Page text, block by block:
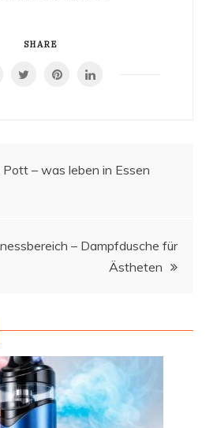
SHARE
– was leben in Essen
– Dampfdusche für
Ästheten